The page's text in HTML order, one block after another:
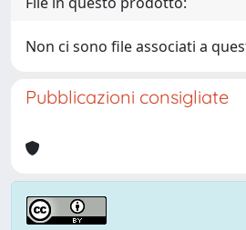
Non ci sono file associati a
Pubblicazioni consigliate